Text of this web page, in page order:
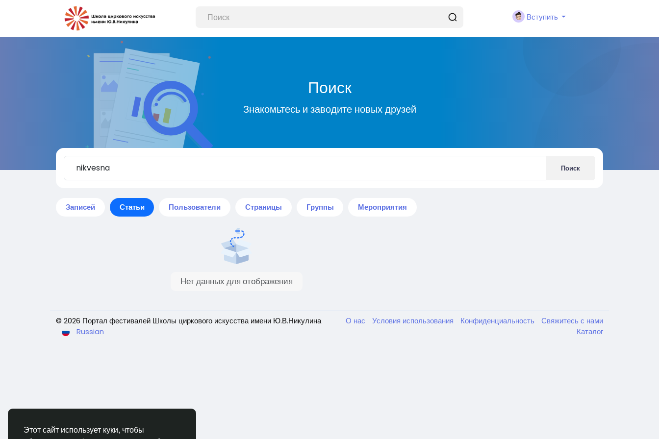
Этот сайт использует куки, чтобы
Вступить
Поиск
Знакомьтесь и заводите новых друзей
Поиск
Записей Статьи Пользователи Страницы Группы Мероприятия
Нет данных для отображения
© 2026 Портал фестивалей Школы циркового искусства имени Ю.В.Никулина
Russian
О нас Условия использования Конфиденциальность
Свяжитесь с нами
Каталог